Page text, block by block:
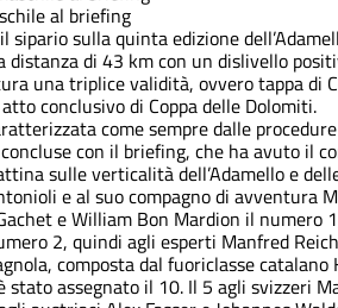
al briefing
sulla quinta edizione
distanza di 43 km con un dislivello
una triplice validità, ovvero tappa di
conclusivo di Coppa delle Dolomiti.
come sempre dalle
con il briefing, che ha avuto il
sulle verticalità dell’Adamello e
e al suo compagno di avventura
e William Bon Mardion il numero
2, quindi agli esperti Manfred
composta dal fuoriclasse
stato assegnato il 10. Il 5 agli svizzeri